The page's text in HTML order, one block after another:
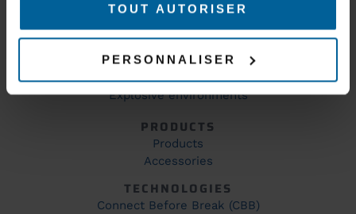
TOUT AUTORISER
PERSONNALISER
Overhead cranes, gantry cranes and cranes
Production and industrial automation
WiFi coverage
Industrial site surveillance and security
Explosive environments
PRODUCTS
Products
Accessories
TECHNOLOGIES
Connect Before Break (CBB)